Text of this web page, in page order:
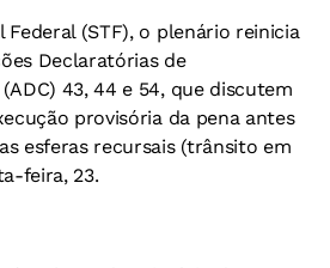
Federal (STF), o plenário reinicia
Declaratórias de
43, 44 e 54, que discutem
provisória da pena antes
esferas recursais (trânsito em
feira, 23.